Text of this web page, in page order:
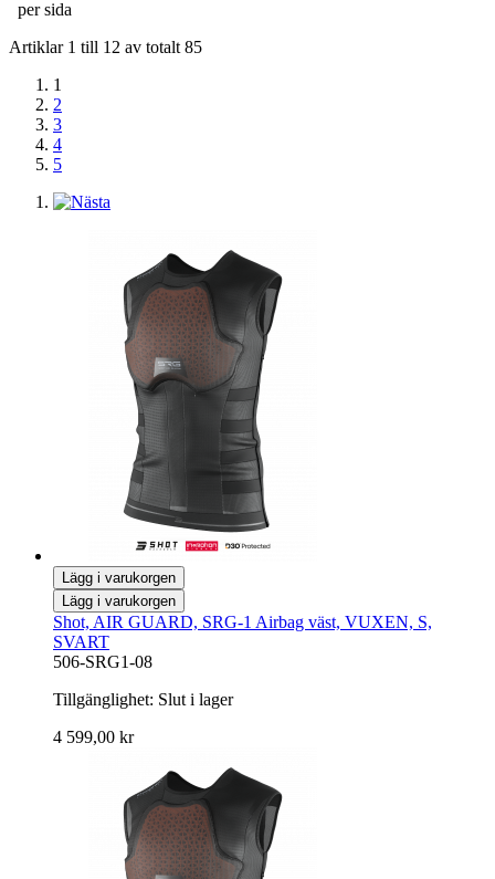
per sida
Artiklar 1 till 12 av totalt 85
1
2
3
4
5
Lägg i varukorgen
Lägg i varukorgen
Shot, AIR GUARD, SRG-1 Airbag väst, VUXEN, S,
SVART
506-SRG1-08
Tillgänglighet: Slut i lager
4 599,00 kr